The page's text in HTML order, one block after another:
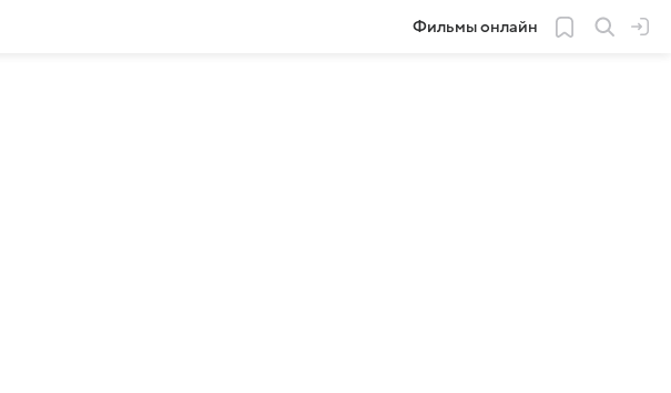
Фильмы онлайн